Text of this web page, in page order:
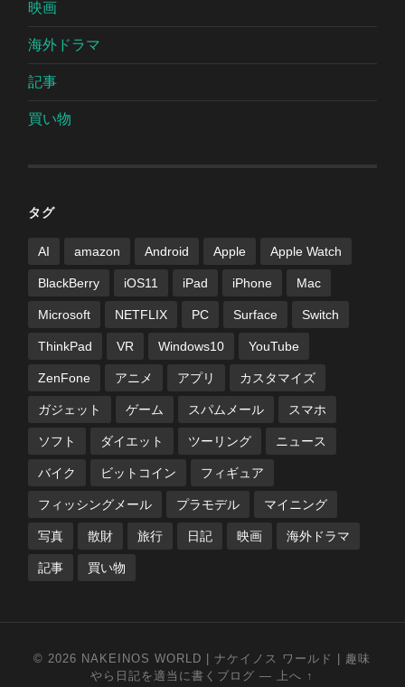
映画
海外ドラマ
記事
買い物
タグ
AI amazon Android Apple Apple Watch
BlackBerry iOS11 iPad iPhone Mac
Microsoft NETFLIX PC Surface Switch
ThinkPad VR Windows10 YouTube
ZenFone アニメ アプリ カスタマイズ
ガジェット ゲーム スパムメール スマホ
ソフト ダイエット ツーリング ニュース
バイク ビットコイン フィギュア
フィッシングメール プラモデル マイニング
写真 散財 旅行 日記 映画 海外ドラマ
記事 買い物
© 2026 NAKEINOS WORLD | ナケイノス ワールド | 趣味
やら日記を適当に書くブログ — 上へ ↑